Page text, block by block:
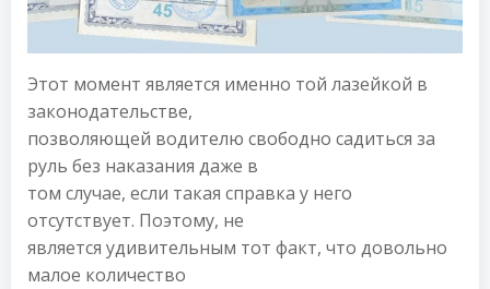
Этот момент является именно той лазейкой в
законодательстве,
позволяющей водителю свободно садиться за
руль без наказания даже в
том случае, если такая справка у него
отсутствует. Поэтому, не
является удивительным тот факт, что довольно
малое количество